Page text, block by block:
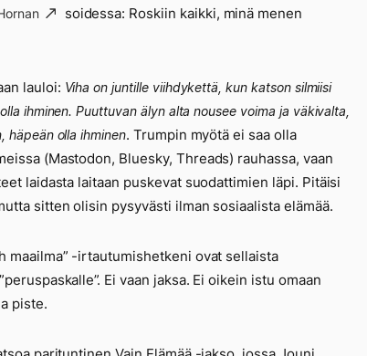
soidessa: Roskiin kaikki, minä menen
lauloi: Viha on juntille viihdykettä, kun katson silmiisi
ihminen. Puuttuvan älyn alta nousee voima ja väkivalta,
häpeän olla ihminen. Trumpin myötä ei saa olla
(Mastodon, Bluesky, Threads) rauhassa, vaan
laidasta laitaan puskevat suodattimien läpi. Pitäisi
sitten olisin pysyvästi ilman sosiaalista elämää.
maailma” -irtautumishetkeni ovat sellaista
Ei vaan jaksa. Ei oikein istu omaan
piste.